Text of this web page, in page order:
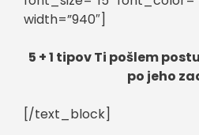
width=”940″]
5 + 1 tipov Ti pošlem
po jeho
[/text_block]